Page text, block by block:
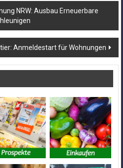
NRW: Ausbau Erneuerbare
Anmeldestart für Wohnungen